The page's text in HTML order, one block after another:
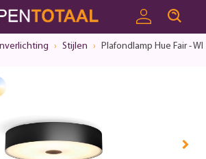
Stijlen Plafondlamp Hue Fair -